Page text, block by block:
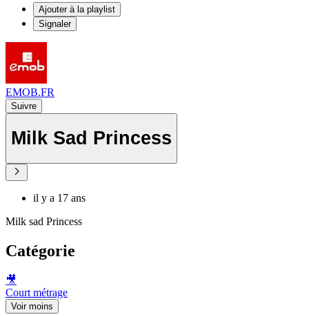
Ajouter à la playlist
Signaler
EMOB.FR
Suivre
Milk Sad Princess
il y a 17 ans
Milk sad Princess
Catégorie
🎥
Court métrage
Voir moins